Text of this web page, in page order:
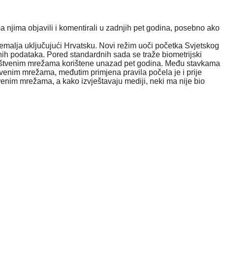
njima objavili i komentirali u zadnjih pet godina, posebno ako
uključujući Hrvatsku. Novi režim uoči početka Svjetskog
podataka. Pored standardnih sada se traže biometrijski
mrežama korištene unazad pet godina. Među stavkama
mrežama, međutim primjena pravila počela je i prije
m mrežama, a kako izvještavaju mediji, neki ma nije bio